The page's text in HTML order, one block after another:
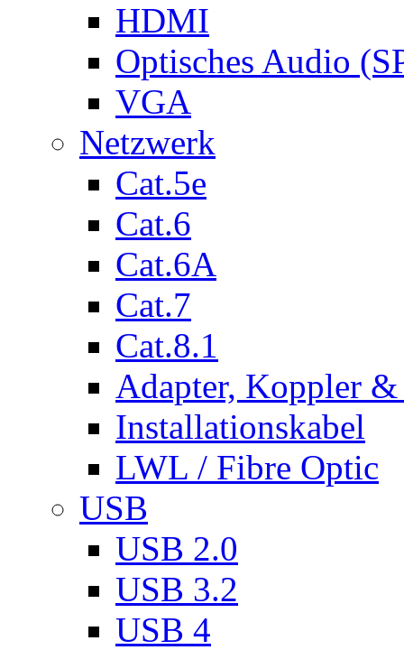
HDMI
Optisches Audio
VGA
Netzwerk
Cat.5e
Cat.6
Cat.6A
Cat.7
Cat.8.1
Adapter, Koppler &
Installationskabel
LWL / Fibre Optic
USB
USB 2.0
USB 3.2
USB 4